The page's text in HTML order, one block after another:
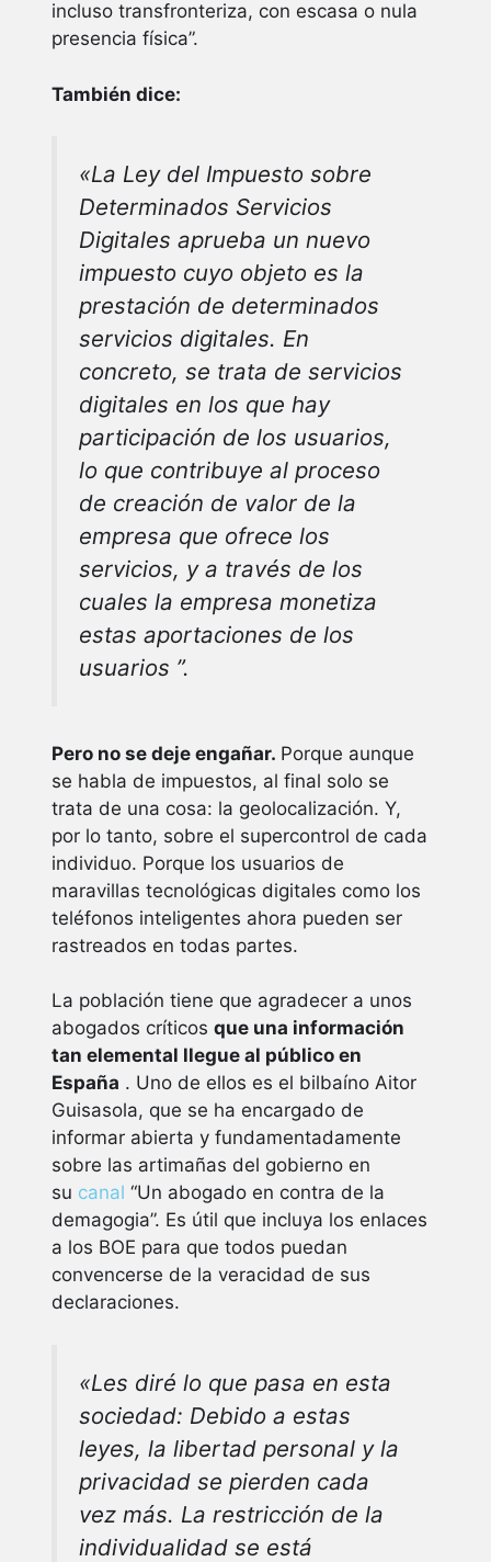
incluso transfronteriza, con escasa o nula
presencia física”.
También dice:
«La Ley del Impuesto sobre
Determinados Servicios
Digitales aprueba un nuevo
impuesto cuyo objeto es la
prestación de determinados
servicios digitales. En
concreto, se trata de servicios
digitales en los que hay
participación de los usuarios,
lo que contribuye al proceso
de creación de valor de la
empresa que ofrece los
servicios, y a través de los
cuales la empresa monetiza
estas aportaciones de los
usuarios ”.
Pero no se deje engañar. Porque aunque
se habla de impuestos, al final solo se
trata de una cosa: la geolocalización. Y,
por lo tanto, sobre el supercontrol de cada
individuo. Porque los usuarios de
maravillas tecnológicas digitales como los
teléfonos inteligentes ahora pueden ser
rastreados en todas partes.
La población tiene que agradecer a unos
abogados críticos que una información
tan elemental llegue al público en
España . Uno de ellos es el bilbaíno Aitor
Guisasola, que se ha encargado de
informar abierta y fundamentadamente
sobre las artimañas del gobierno en
su canal “Un abogado en contra de la
demagogia”. Es útil que incluya los enlaces
a los BOE para que todos puedan
convencerse de la veracidad de sus
declaraciones.
«Les diré lo que pasa en esta
sociedad: Debido a estas
leyes, la libertad personal y la
privacidad se pierden cada
vez más. La restricción de la
individualidad se está